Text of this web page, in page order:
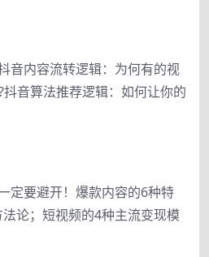
音内容流转逻辑：为何有的视
音算法推荐逻辑：如何让你的
定要避开！爆款内容的6种特
论；短视频的4种主流变现模